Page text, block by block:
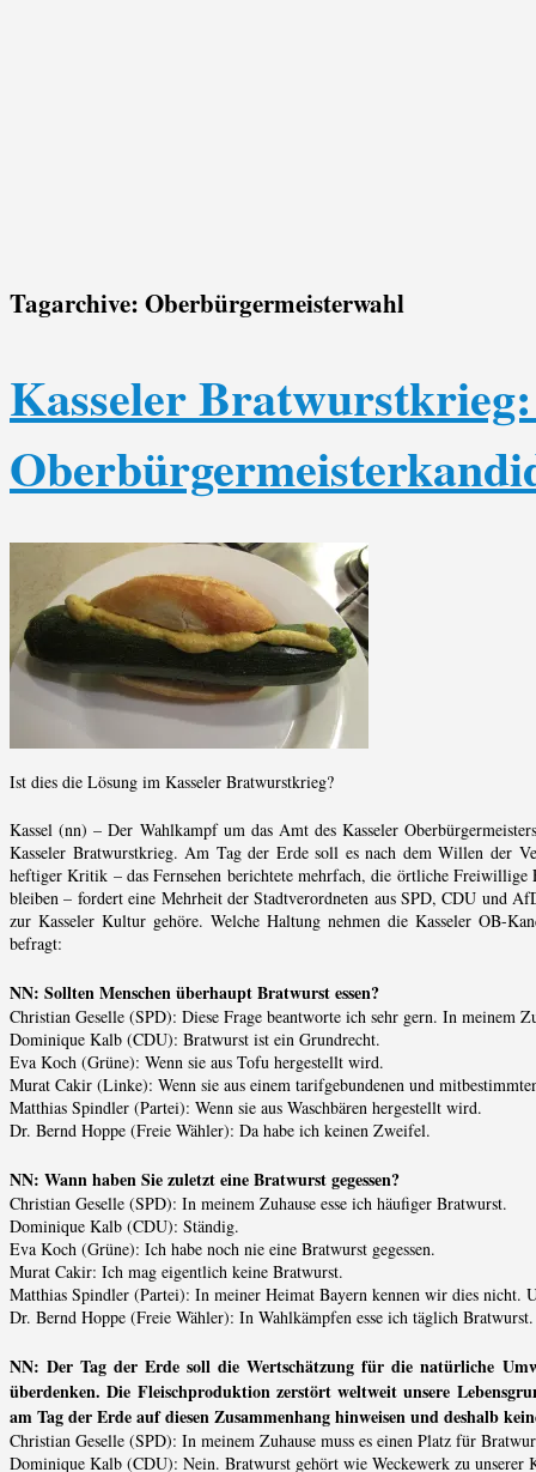
Tagarchive: Oberbürgermeisterwahl
Kasseler
Ist dies die Lösung im Kasseler Bratwurstkrieg?
Kassel (nn) – Der Wahlkampf um das Amt des Kasseler
Kasseler Bratwurstkrieg. Am Tag der Erde soll es nach dem Willen der
heftiger Kritik – das Fernsehen berichtete mehrfach, die örtliche Freiwillige
bleiben – fordert eine Mehrheit der Stadtverordneten aus SPD, CDU und
zur Kasseler Kultur gehöre. Welche Haltung nehmen die Kasseler OB-
befragt:
NN: Sollten Menschen überhaupt Bratwurst essen?
Christian Geselle (SPD): Diese Frage beantworte ich sehr gern. In meinem
Dominique Kalb (CDU): Bratwurst ist ein Grundrecht.
Eva Koch (Grüne): Wenn sie aus Tofu hergestellt wird.
Murat Cakir (Linke): Wenn sie aus einem tarifgebundenen und
Matthias Spindler (Partei): Wenn sie aus Waschbären hergestellt wird.
Dr. Bernd Hoppe (Freie Wähler): Da habe ich keinen Zweifel.
NN: Wann haben Sie zuletzt eine Bratwurst gegessen?
Christian Geselle (SPD): In meinem Zuhause esse ich häufiger Bratwurst.
Dominique Kalb (CDU): Ständig.
Eva Koch (Grüne): Ich habe noch nie eine Bratwurst gegessen.
Murat Cakir: Ich mag eigentlich keine Bratwurst.
Matthias Spindler (Partei): In meiner Heimat Bayern kennen wir dies nicht.
Dr. Bernd Hoppe (Freie Wähler): In Wahlkämpfen esse ich täglich Bratwurst.
NN: Der Tag der Erde soll die Wertschätzung für die natürliche
überdenken. Die Fleischproduktion zerstört weltweit unsere
am Tag der Erde auf diesen Zusammenhang hinweisen und deshalb
Christian Geselle (SPD): In meinem Zuhause muss es einen Platz für
Dominique Kalb (CDU): Nein. Bratwurst gehört wie Weckewerk zu unserer